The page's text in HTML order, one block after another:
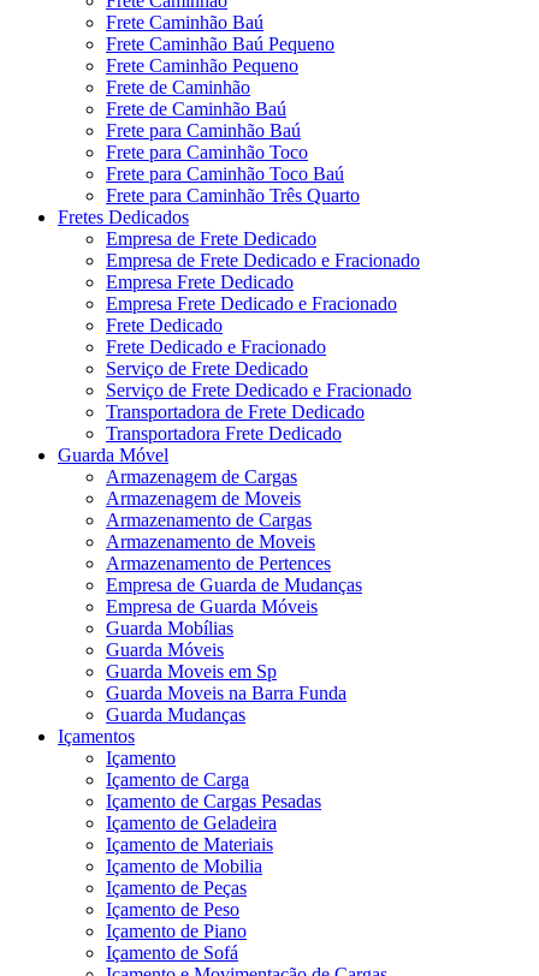
Frete Caminhão Baú
Frete Caminhão Baú Pequeno
Frete Caminhão Pequeno
Frete de Caminhão
Frete de Caminhão Baú
Frete para Caminhão Baú
Frete para Caminhão Toco
Frete para Caminhão Toco Baú
Frete para Caminhão Três Quarto
Fretes Dedicados
Empresa de Frete Dedicado
Empresa de Frete Dedicado e Fracionado
Empresa Frete Dedicado
Empresa Frete Dedicado e Fracionado
Frete Dedicado
Frete Dedicado e Fracionado
Serviço de Frete Dedicado
Serviço de Frete Dedicado e Fracionado
Transportadora de Frete Dedicado
Transportadora Frete Dedicado
Guarda Móvel
Armazenagem de Cargas
Armazenagem de Moveis
Armazenamento de Cargas
Armazenamento de Moveis
Armazenamento de Pertences
Empresa de Guarda de Mudanças
Empresa de Guarda Móveis
Guarda Mobílias
Guarda Móveis
Guarda Moveis em Sp
Guarda Moveis na Barra Funda
Guarda Mudanças
Içamentos
Içamento
Içamento de Carga
Içamento de Cargas Pesadas
Içamento de Geladeira
Içamento de Materiais
Içamento de Mobilia
Içamento de Peças
Içamento de Peso
Içamento de Piano
Içamento de Sofá